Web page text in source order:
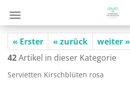
« Erster « zurück weiter »
42Artikel in dieser Kategorie
Ser­vi­et­ten Kirsch­blü­ten rosa